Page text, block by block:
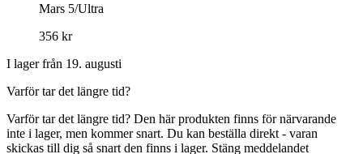
Mars 5/Ultra
356 kr
I lager från 19. augusti
Varför tar det längre tid?
Varför tar det längre tid? Den här produkten finns för närvarande
inte i lager, men kommer snart. Du kan beställa direkt - varan
skickas till dig så snart den finns i lager. Stäng meddelandet